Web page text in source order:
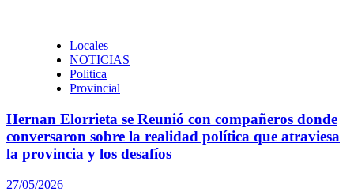
Locales
NOTICIAS
Politica
Provincial
Hernan Elorrieta se Reunió con compañeros donde
conversaron sobre la realidad política que atraviesa
la provincia y los desafíos
27/05/2026